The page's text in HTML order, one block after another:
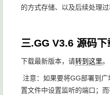
的方式存储、以及后续处理过
三.GG V3.6 源码
下载最新版本，请转到这里。
注意：如果要将GG部署到
置文件中设置监听的端口；